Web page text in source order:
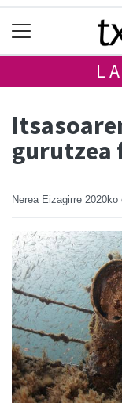
gurutzea
Nerea Eizagirre 2020ko